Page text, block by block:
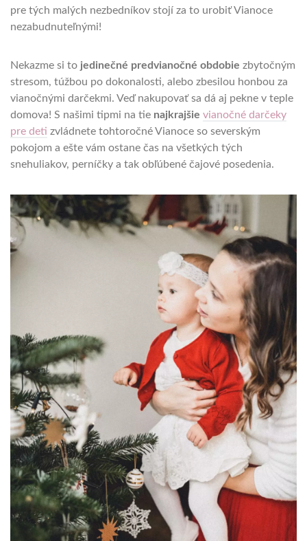
pre tých malých nezbedníkov stojí za to urobiť Vianoce
nezabudnuteľnými!
Nekazme si to jedinečné predvianočné obdobie zbytočným
stresom, túžbou po dokonalosti, alebo zbesilou honbou za
vianočnými darčekmi. Veď nakupovať sa dá aj pekne v teple
domova! S našimi tipmi na tie najkrajšie vianočné darčeky
pre deti zvládnete tohtoročné Vianoce so severským
pokojom a ešte vám ostane čas na všetkých tých
snehuliakov, perníčky a tak obľúbené čajové posedenia.